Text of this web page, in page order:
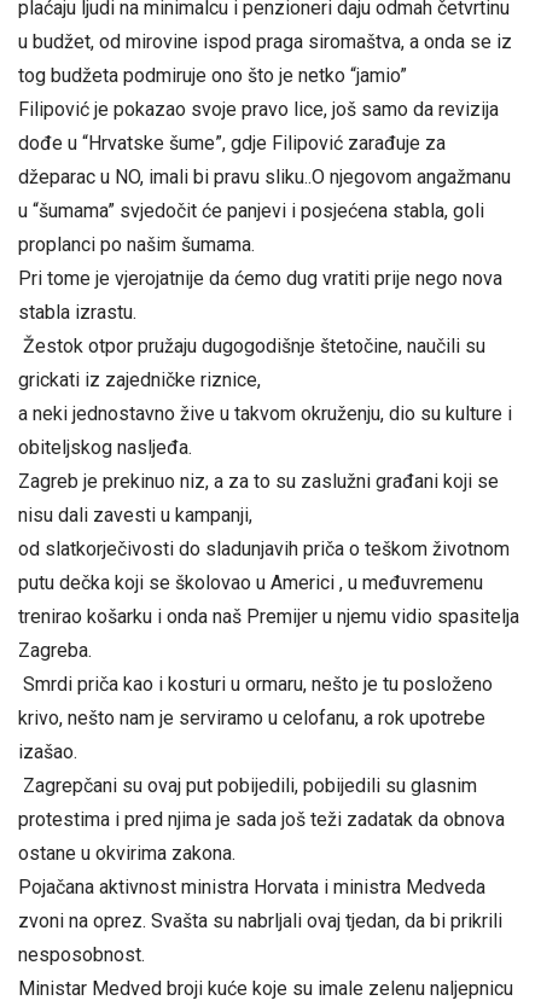
plaćaju ljudi na minimalcu i penzioneri daju odmah četvrtinu
u budžet, od mirovine ispod praga siromaštva, a onda se iz
tog budžeta podmiruje ono što je netko “jamio”
Filipović je pokazao svoje pravo lice, još samo da revizija
dođe u “Hrvatske šume”, gdje Filipović zarađuje za
džeparac u NO, imali bi pravu sliku..O njegovom angažmanu
u “šumama” svjedočit će panjevi i posjećena stabla, goli
proplanci po našim šumama.
Pri tome je vjerojatnije da ćemo dug vratiti prije nego nova
stabla izrastu.
Žestok otpor pružaju dugogodišnje štetočine, naučili su
grickati iz zajedničke riznice,
a neki jednostavno žive u takvom okruženju, dio su kulture i
obiteljskog nasljeđa.
Zagreb je prekinuo niz, a za to su zaslužni građani koji se
nisu dali zavesti u kampanji,
od slatkorječivosti do sladunjavih priča o teškom životnom
putu dečka koji se školovao u Americi , u međuvremenu
trenirao košarku i onda naš Premijer u njemu vidio spasitelja
Zagreba.
Smrdi priča kao i kosturi u ormaru, nešto je tu posloženo
krivo, nešto nam je serviramo u celofanu, a rok upotrebe
izašao.
Zagrepčani su ovaj put pobijedili, pobijedili su glasnim
protestima i pred njima je sada još teži zadatak da obnova
ostane u okvirima zakona.
Pojačana aktivnost ministra Horvata i ministra Medveda
zvoni na oprez. Svašta su nabrljali ovaj tjedan, da bi prikrili
nesposobnost.
Ministar Medved broji kuće koje su imale zelenu naljepnicu